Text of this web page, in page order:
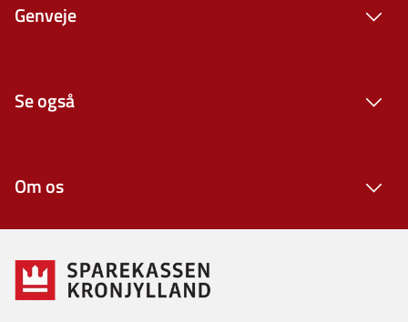
Genveje
Se også
Om os